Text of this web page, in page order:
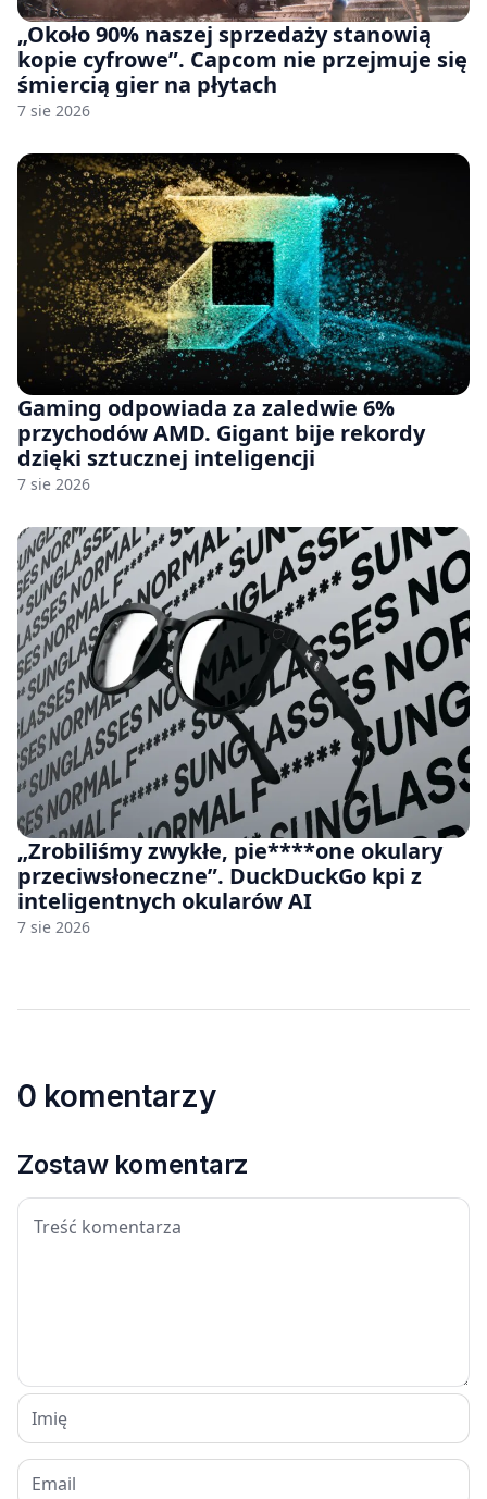
„Około 90% naszej sprzedaży stanowią
kopie cyfrowe”. Capcom nie przejmuje się
śmiercią gier na płytach
7 sie 2026
Gaming odpowiada za zaledwie 6%
przychodów AMD. Gigant bije rekordy
dzięki sztucznej inteligencji
7 sie 2026
„Zrobiliśmy zwykłe, pie****one okulary
przeciwsłoneczne”. DuckDuckGo kpi z
inteligentnych okularów AI
7 sie 2026
0 komentarzy
Zostaw komentarz